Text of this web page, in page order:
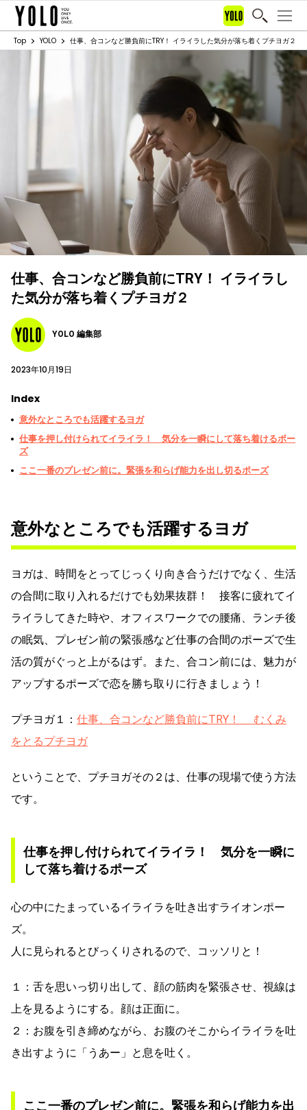
Top YOLO 仕事、合コンなど勝負前にTRY！ イライラした気分が落ち着くプチヨガ２
仕事、合コンなど勝負前にTRY！ イライラし
た気分が落ち着くプチヨガ２
YOLO 編集部
2023年10月19日
Index
意外なところでも活躍するヨガ
仕事を押し付けられてイライラ！ 気分を一瞬にして落ち着けるポー
ズ
ここ一番のプレゼン前に。緊張を和らげ能力を出し切るポーズ
意外なところでも活躍するヨガ
ヨガは、時間をとってじっくり向き合うだけでなく、生活
の合間に取り入れるだけでも効果抜群！ 接客に疲れてイ
ライラしてきた時や、オフィスワークでの腰痛、ランチ後
の眠気、プレゼン前の緊張感など仕事の合間のポーズで生
活の質がぐっと上がるはず。また、合コン前には、魅力が
アップするポーズで恋を勝ち取りに行きましょう！
プチヨガ１： 仕事、合コンなど勝負前にTRY！ むくみ
をとるプチヨガ
ということで、プチヨガその２は、仕事の現場で使う方法
です。
仕事を押し付けられてイライラ！ 気分を一瞬に
して落ち着けるポーズ
心の中にたまっているイライラを吐き出すライオンポー
ズ。
人に見られるとびっくりされるので、コッソリと！
１：舌を思いっ切り出して、顔の筋肉を緊張させ、視線は
上を見るようにする。顔は正面に。
２：お腹を引き締めながら、お腹のそこからイライラを吐
き出すように「うあー」と息を吐く。
ここ一番のプレゼン前に。緊張を和らげ能力を出